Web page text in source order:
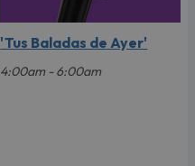
'Tus Baladas de Ayer'
4:00am - 6:00am